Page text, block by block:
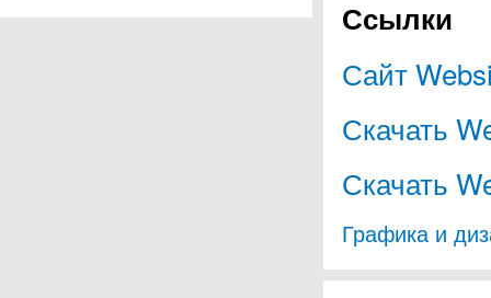
Ссылки
Сайт
Скачать
Скачать
Графика и